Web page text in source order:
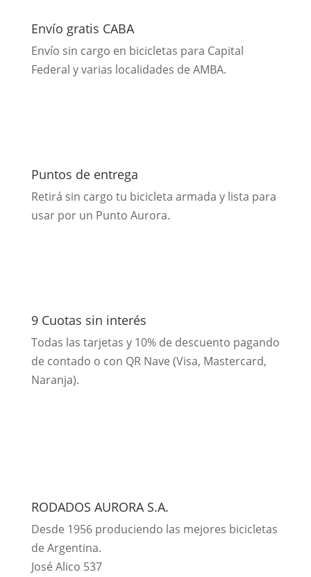
Envío gratis CABA
Envío sin cargo en bicicletas para Capital
Federal y varias localidades de AMBA.
Puntos de entrega
Retirá sin cargo tu bicicleta armada y lista para
usar por un Punto Aurora.
9 Cuotas sin interés
Todas las tarjetas y 10% de descuento pagando
de contado o con QR Nave (Visa, Mastercard,
Naranja).
RODADOS AURORA S.A.
Desde 1956 produciendo las mejores bicicletas
de Argentina.
José Alico 537